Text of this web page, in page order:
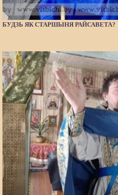
БУДЗЬ ЯК СТАРШЫНЯ РАЙСАВЕТА?